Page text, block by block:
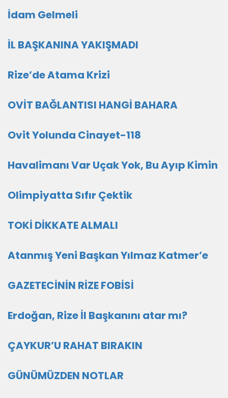
İdam Gelmeli
İL BAŞKANINA YAKIŞMADI
Rize’de Atama Krizi
OVİT BAĞLANTISI HANGİ BAHARA
Ovit Yolunda Cinayet-118
Havalimanı Var Uçak Yok, Bu Ayıp Kimin
Olimpiyatta Sıfır Çektik
TOKİ DİKKATE ALMALI
Atanmış Yeni Başkan Yılmaz Katmer’e
GAZETECİNİN RİZE FOBİSİ
Erdoğan, Rize İl Başkanını atar mı?
ÇAYKUR’U RAHAT BIRAKIN
GÜNÜMÜZDEN NOTLAR